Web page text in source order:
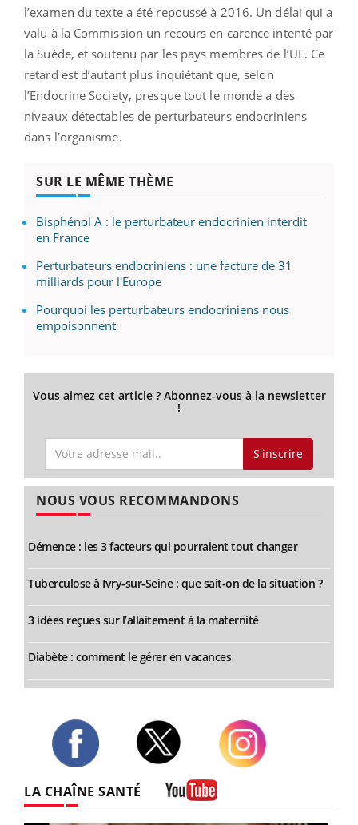
l’examen du texte a été repoussé à 2016. Un délai qui a
valu à la Commission un recours en carence intenté par
la Suède, et soutenu par les pays membres de l’UE. Ce
retard est d’autant plus inquiétant que, selon
l’Endocrine Society, presque tout le monde a des
niveaux détectables de perturbateurs endocriniens
dans l’organisme.
SUR LE MÊME THÈME
Bisphénol A : le perturbateur endocrinien interdit
en France
Perturbateurs endocriniens : une facture de 31
milliards pour l'Europe
Pourquoi les perturbateurs endocriniens nous
empoisonnent
Vous aimez cet article ? Abonnez-vous à la newsletter
!
S'inscrire
NOUS VOUS RECOMMANDONS
Démence : les 3 facteurs qui pourraient tout changer
Tuberculose à Ivry-sur-Seine : que sait-on de la situation ?
3 idées reçues sur l’allaitement à la maternité
Diabète : comment le gérer en vacances
LA CHAÎNE SANTÉ